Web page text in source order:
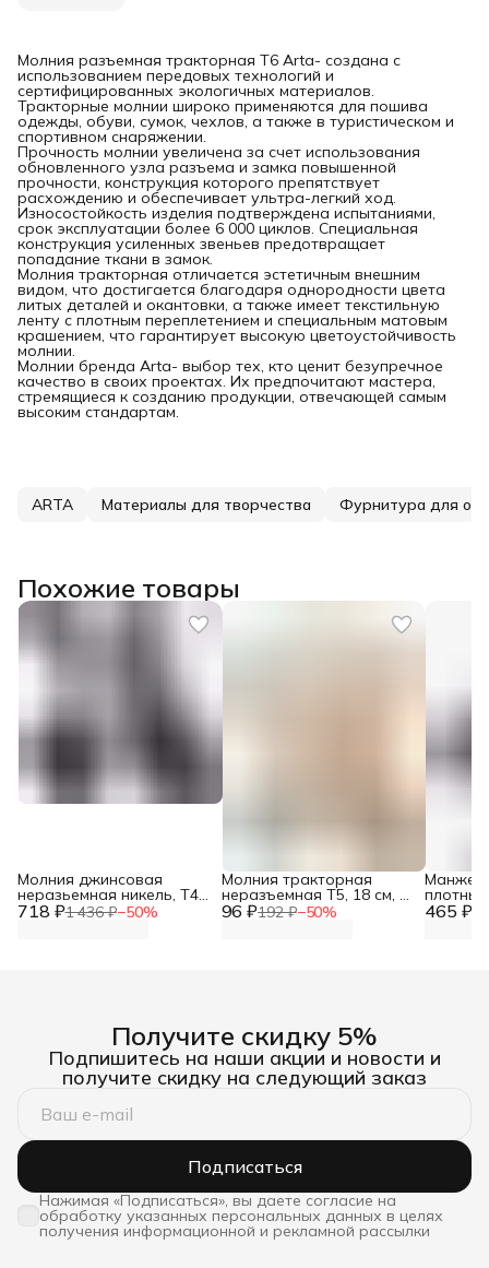
Молния разъемная тракторная T6 Arta- создана с
использованием передовых технологий и
сертифицированных экологичных материалов.
Тракторные молнии широко применяются для пошива
одежды, обуви, сумок, чехлов, а также в туристическом и
спортивном снаряжении.
Прочность молнии увеличена за счет использования
обновленного узла разъема и замка повышенной
прочности, конструкция которого препятствует
расхождению и обеспечивает ультра-легкий ход.
Износостойкость изделия подтверждена испытаниями,
срок эксплуатации более 6 000 циклов. Специальная
конструкция усиленных звеньев предотвращает
попадание ткани в замок.
Молния тракторная отличается эстетичным внешним
видом, что достигается благодаря однородности цвета
литых деталей и окантовки, а также имеет текстильную
ленту с плотным переплетением и специальным матовым
крашением, что гарантирует высокую цветоустойчивость
молнии.
Молнии бренда Arta- выбор тех, кто ценит безупречное
качество в своих проектах. Их предпочитают мастера,
стремящиеся к созданию продукции, отвечающей самым
высоким стандартам.
ARTA Материалы для творчества Фурнитура для
Похожие товары
718 ₽1 436 ₽−50%
Молния джинсовая
неразьемная никель, Т4-
12см, ширина 2,8 см, 10 96 ₽192 ₽−50%
Молния тракторная
неразъемная Т5, 18 см, 1
замок, Айрис, 128 465 ₽
для
Получите скидку 5%
Подпишитесь на наши акции и новости и
получите скидку на следующий заказ
Подписаться
Нажимая «Подписаться», вы даете согласие на
обработку указанных персональных данных в целях
получения информационной и рекламной рассылки